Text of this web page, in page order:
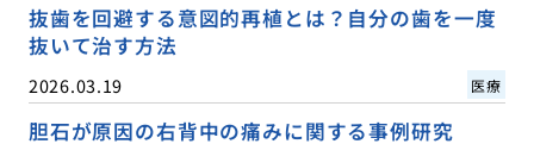
抜歯を回避する意図的再植とは？自分の歯を一度
抜いて治す方法
2026.03.19 医療
胆石が原因の右背中の痛みに関する事例研究